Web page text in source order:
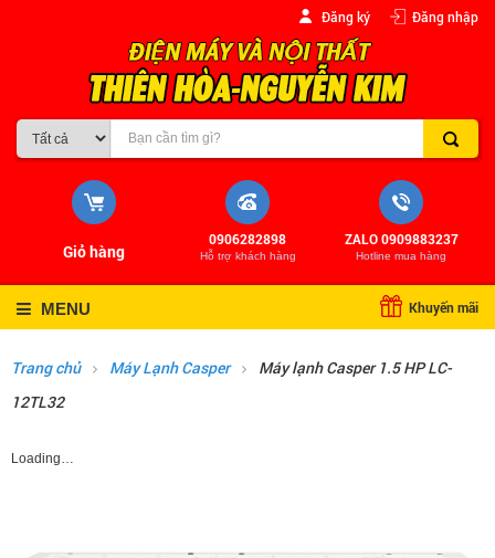
Đăng ký Đăng nhập
ZALO 0909883237
Hotline mua hàng
0906282898
Hỗ trợ khách hàng
Giỏ hàng
Khuyến mãi
MENU
Trang chủ Máy Lạnh Casper
Máy lạnh Casper 1.5 HP LC-
12TL32
Loading…